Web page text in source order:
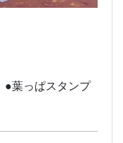
●葉っぱスタンプ